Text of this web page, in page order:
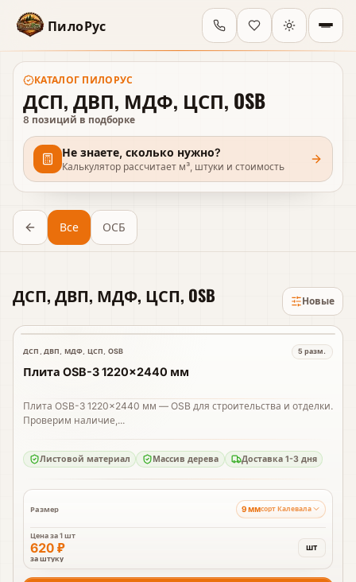
ПилоРус
КАТАЛОГ ПИЛОРУС
ДСП, ДВП, МДФ, ЦСП, OSB
8 позиций в подборке
Не знаете, сколько нужно?
Калькулятор рассчитает м³, штуки и стоимость
Все ОСБ
ДСП, ДВП, МДФ, ЦСП, OSB Новые
В наличии
ДСП, ДВП, МДФ, ЦСП, OSB 5 разм.
Плита OSB-3 1220×2440 мм
Плита OSB-3 1220×2440 мм — OSB для строительства и отделки.
Проверим наличие,...
Листовой материал Массив дерева Доставка 1-3 дня
Размер 9 ммсорт Калевала
Цена за1 шт
620 ₽
за штуку
шт